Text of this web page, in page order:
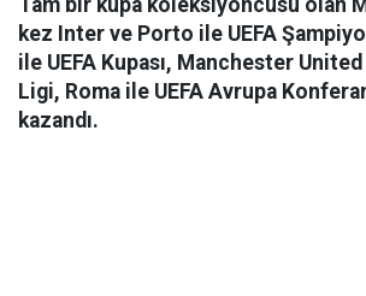
Tam bir kupa koleksiyoncusu olan
kez Inter ve Porto ile UEFA
ile UEFA Kupası, Manchester
Ligi, Roma ile UEFA Avrupa
kazandı.